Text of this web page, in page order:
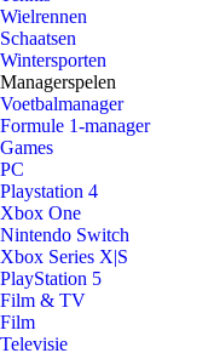
Wielrennen
Schaatsen
Wintersporten
Managerspelen
Voetbalmanager
Formule 1-manager
Games
PC
Playstation 4
Xbox One
Nintendo Switch
Xbox Series X|S
PlayStation 5
Film & TV
Film
Televisie